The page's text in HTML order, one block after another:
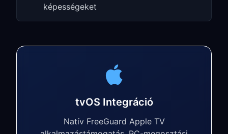
képességeket
tvOS Integráció
Natív FreeGuard Apple TV